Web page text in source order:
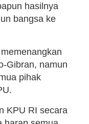
hasilnya
bangsa ke
Gibran, namun
pihak
KPU RI secara